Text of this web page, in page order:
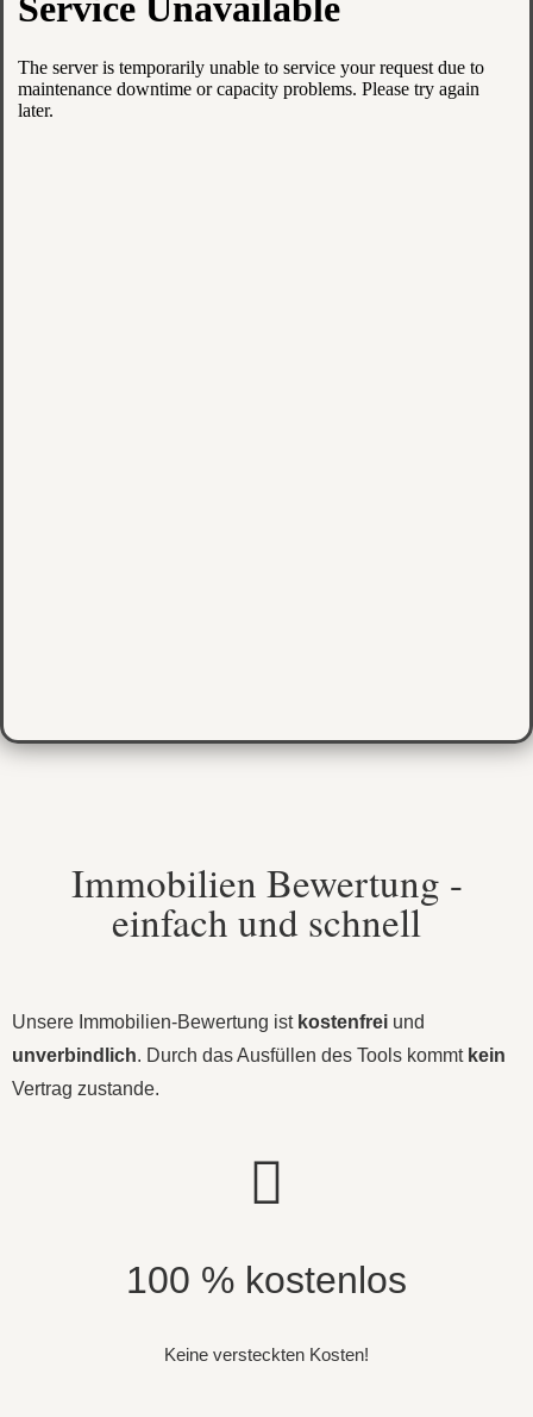
Immobilien Bewertung -
einfach und schnell
Unsere Immobilien-Bewertung ist kostenfrei und
unverbindlich. Durch das Ausfüllen des Tools kommt kein
Vertrag zustande.
100 % kostenlos
Keine versteckten Kosten!